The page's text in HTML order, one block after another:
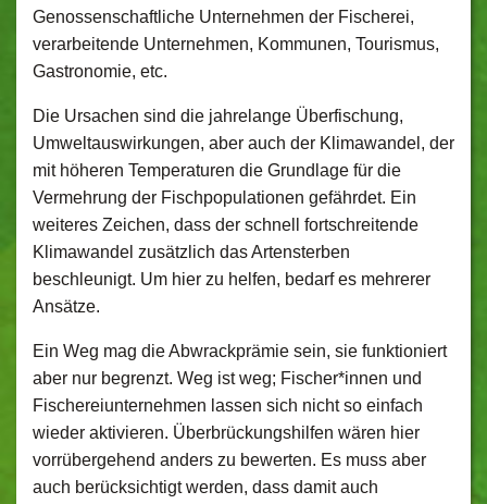
Genossenschaftliche Unternehmen der Fischerei,
verarbeitende Unternehmen, Kommunen, Tourismus,
Gastronomie, etc.
Die Ursachen sind die jahrelange Überfischung,
Umweltauswirkungen, aber auch der Klimawandel, der
mit höheren Temperaturen die Grundlage für die
Vermehrung der Fischpopulationen gefährdet. Ein
weiteres Zeichen, dass der schnell fortschreitende
Klimawandel zusätzlich das Artensterben
beschleunigt. Um hier zu helfen, bedarf es mehrerer
Ansätze.
Ein Weg mag die Abwrackprämie sein, sie funktioniert
aber nur begrenzt. Weg ist weg; Fischer*innen und
Fischereiunternehmen lassen sich nicht so einfach
wieder aktivieren. Überbrückungshilfen wären hier
vorrübergehend anders zu bewerten. Es muss aber
auch berücksichtigt werden, dass damit auch